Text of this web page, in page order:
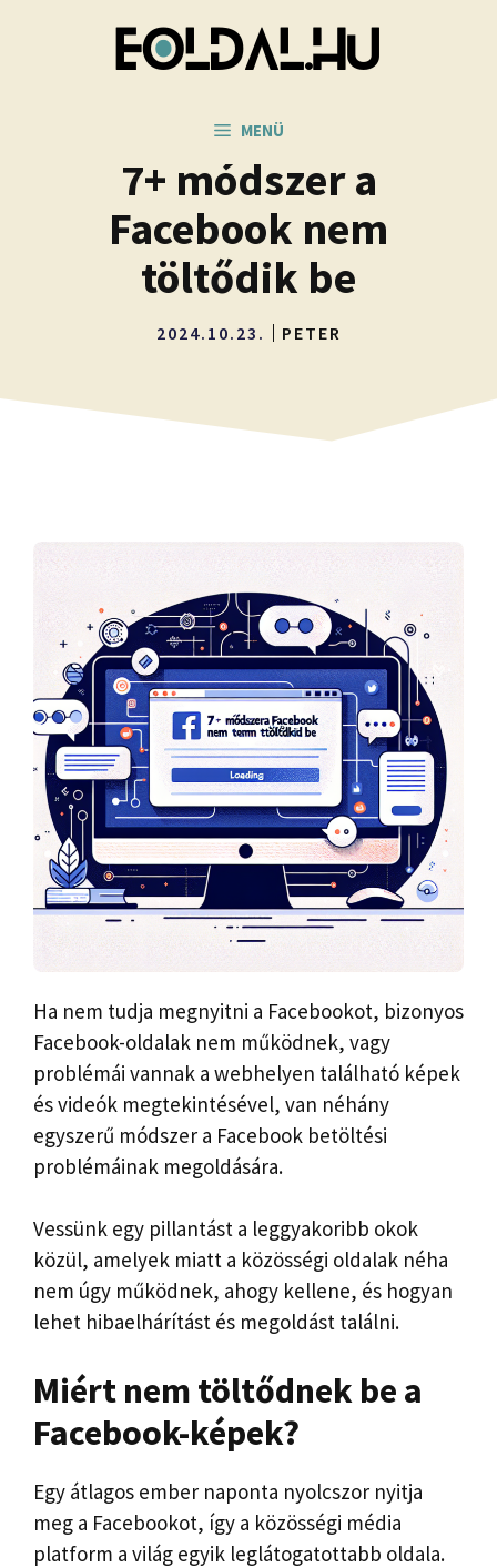
MENÜ
7+ módszer a
Facebook nem
töltődik be
2024.10.23. PETER
Ha nem tudja megnyitni a Facebookot, bizonyos
Facebook-oldalak nem működnek, vagy
problémái vannak a webhelyen található képek
és videók megtekintésével, van néhány
egyszerű módszer a Facebook betöltési
problémáinak megoldására.
Vessünk egy pillantást a leggyakoribb okok
közül, amelyek miatt a közösségi oldalak néha
nem úgy működnek, ahogy kellene, és hogyan
lehet hibaelhárítást és megoldást találni.
Miért nem töltődnek be a
Facebook-képek?
Egy átlagos ember naponta nyolcszor nyitja
meg a Facebookot, így a közösségi média
platform a világ egyik leglátogatottabb oldala.